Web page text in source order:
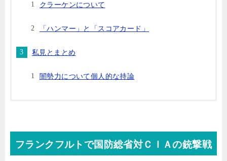
クラーケンについて
「ハンマー」と「スコアカード」
私見とまとめ
闇勢力について個人的な持論
フランクフルトで国防総省対ＣＩＡの銃撃戦